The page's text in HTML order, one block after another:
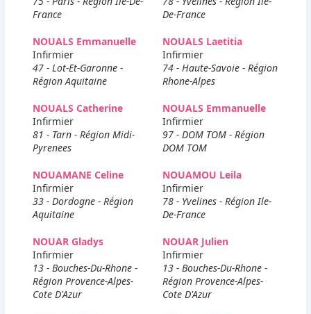
France
De-France
NOUALS Emmanuelle
Infirmier
47 - Lot-Et-Garonne -
Région Aquitaine
NOUALS Laetitia
Infirmier
74 - Haute-Savoie - Région
Rhone-Alpes
NOUALS Catherine
Infirmier
81 - Tarn - Région Midi-
Pyrenees
NOUALS Emmanuelle
Infirmier
97 - DOM TOM - Région
DOM TOM
NOUAMANE Celine
Infirmier
33 - Dordogne - Région
Aquitaine
NOUAMOU Leila
Infirmier
78 - Yvelines - Région Ile-
De-France
NOUAR Gladys
Infirmier
13 - Bouches-Du-Rhone -
Région Provence-Alpes-
Cote D'Azur
NOUAR Julien
Infirmier
13 - Bouches-Du-Rhone -
Région Provence-Alpes-
Cote D'Azur